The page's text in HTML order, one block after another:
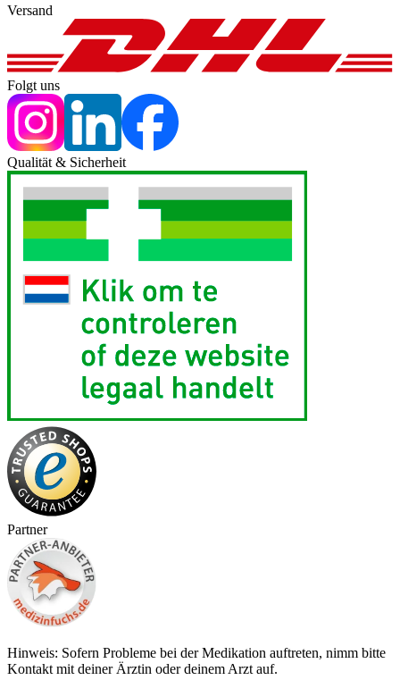
Versand
Folgt uns
Qualität & Sicherheit
Partner
Hinweis: Sofern Probleme bei der Medikation auftreten, nimm bitte
Kontakt mit deiner Ärztin oder deinem Arzt auf.